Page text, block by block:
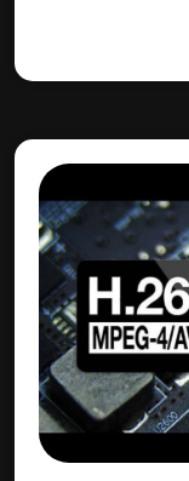
شده است.